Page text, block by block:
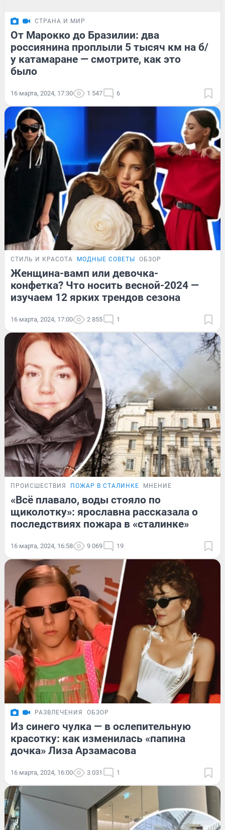
СТРАНА И МИР
От Марокко до Бразилии: два
россиянина проплыли 5 тысяч км на б/
у катамаране — смотрите, как это
было
16 марта, 2024, 17:30 1 547 6
СТИЛЬ И КРАСОТА МОДНЫЕ СОВЕТЫ ОБЗОР
Женщина-вамп или девочка-
конфетка? Что носить весной-2024 —
изучаем 12 ярких трендов сезона
16 марта, 2024, 17:00 2 855 1
ПРОИСШЕСТВИЯ ПОЖАР В СТАЛИНКЕ МНЕНИЕ
«Всё плавало, воды стояло по
щиколотку»: ярославна рассказала о
последствиях пожара в «сталинке»
16 марта, 2024, 16:58 9 069 19
РАЗВЛЕЧЕНИЯ ОБЗОР
Из синего чулка — в ослепительную
красотку: как изменилась «папина
дочка» Лиза Арзамасова
16 марта, 2024, 16:00 3 031 1